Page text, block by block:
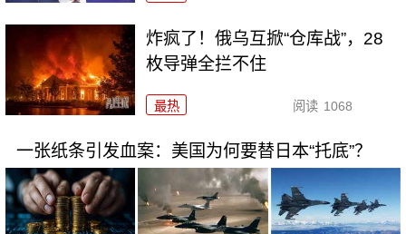
炸疯了！俄乌互掀“仓库战”，28
枚导弹全拦不住
最热 阅读 1068
一张纸条引发血案：美国为何要替日本“托底”？